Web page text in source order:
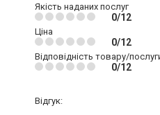
Якість наданих послуг
0/12
Ціна
0/12
Відповідність товару/
0/12
Відгук: